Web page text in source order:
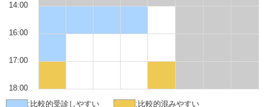
14:00
16:00
17:00
18:00
: 比較的受診しやすい : 比較的混みやすい